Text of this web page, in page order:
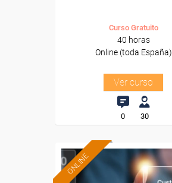
Curso Gratuito
40 horas
Online (toda España)
Ver curso
0 30
ONLINE